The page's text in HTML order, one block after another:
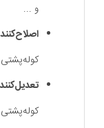
و ...
کوله‌پشتی 40 لیتری، کوله‌پشتی دیوتر، سایز